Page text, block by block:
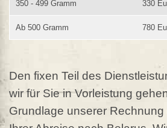
350 - 499 Gramm 330
Ab 500 Gramm 780
Den fixen Teil des
wir für Sie in Vorleistung
Grundlage unserer